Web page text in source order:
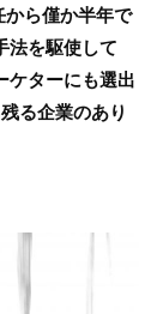
から僅か半年で
法を駆使して
ケターにも選出
る企業のあり